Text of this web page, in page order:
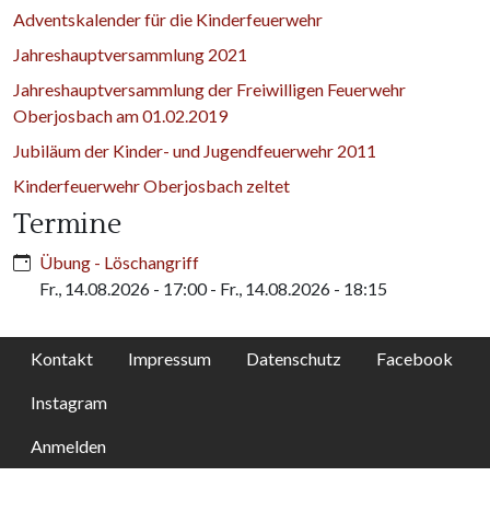
Adventskalender für die Kinderfeuerwehr
Jahreshauptversammlung 2021
Jahreshauptversammlung der Freiwilligen Feuerwehr
Oberjosbach am 01.02.2019
Jubiläum der Kinder- und Jugendfeuerwehr 2011
Kinderfeuerwehr Oberjosbach zeltet
Termine
Übung - Löschangriff
Fr., 14.08.2026 - 17:00- Fr., 14.08.2026 - 18:15
Kontakt Impressum Datenschutz Facebook
Instagram
Anmelden